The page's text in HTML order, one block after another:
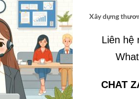
Xây dựng
Liên hệ
CHAT